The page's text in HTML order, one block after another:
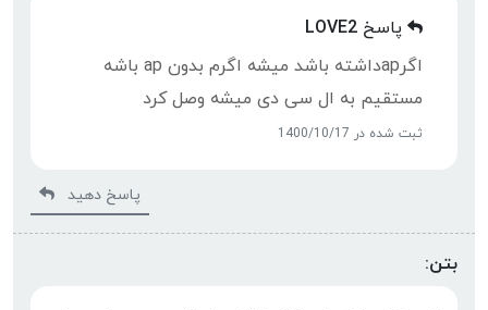
پاسخ LOVE2
اگرapداشته باشد میشه اگرم بدون ap باشه
مستقیم به ال سی دی میشه وصل کرد
ثبت شده در 1400/10/17
پاسخ دهید
بتن: